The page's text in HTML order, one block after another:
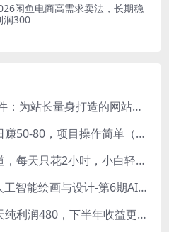
闲鱼电商高需求卖法，长期稳
润300
WordPress小宇宙插件：为站长量身打造的网站性能与SEO优化插件
微信托管挂机，单号日赚50-80，项目操作简单（附无限注册实名微信号教程）
抖音图文带货蓝海赛道，每天只花2小时，小白轻松过万
MJ Stable Diffusion人工智能绘画与设计-第6期AIGC课程（35节）
拼多多撸券，单机一天纯利润480，下半年收益更高，不限设备，不限IP。